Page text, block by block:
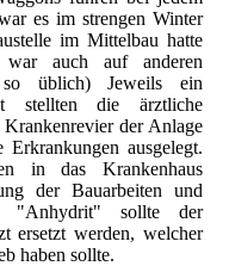
es im strengen Winter
im Mittelbau hatte
war auch auf anderen
so üblich) Jeweils ein
stellten die ärztliche
der Anlage
ausgelegt.
in das Krankenhaus
der Bauarbeiten und
"Anhydrit" sollte der
ersetzt werden, welcher
haben sollte.